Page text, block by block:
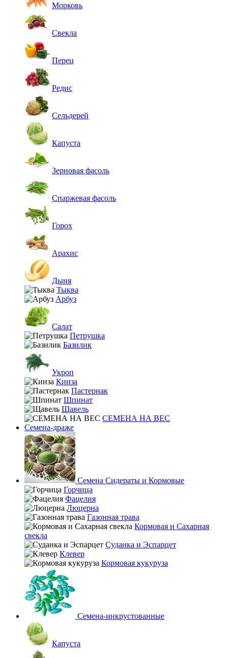
Морковь
Свекла
Перец
Редис
Сельдерей
Капуста
Зерновая фасоль
Спаржевая фасоль
Горох
Арахис
Дыня
Тыква
Арбуз
Салат
Петрушка
Базилик
Укроп
Кинза
Пастернак
Шпинат
Щавель
СЕМЕНА НА ВЕС
Семена-драже
Семена Сидераты и Кормовые
Горчица
Фацелия
Люцерна
Газонная трава
Кормовая и Сахарная
свекла
Суданка и Эспарцет
Клевер
Кормовая кукуруза
Семена-инкрустованные
Капуста